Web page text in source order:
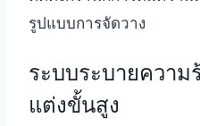
รูปแบบการจัดวาง
ระบบระบายความ
แต่งขั้นสูง